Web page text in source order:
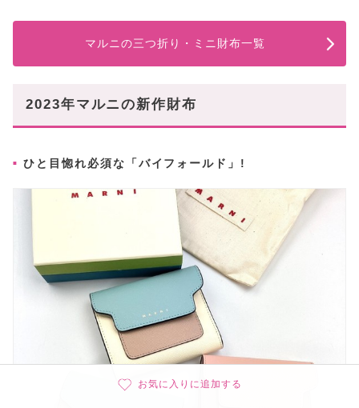
マルニの三つ折り・ミニ財布一覧
2023年マルニの新作財布
ひと目惚れ必須な「バイフォールド」!
お気に入りに追加する